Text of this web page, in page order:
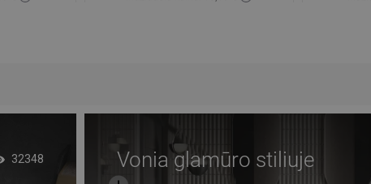
32348 Vonia glamūro stiliuje